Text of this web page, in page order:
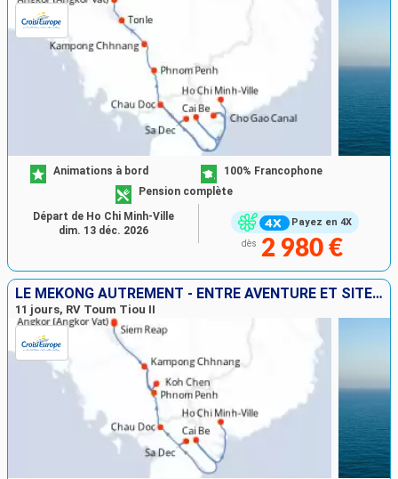
Payez en 4X
Animations à bord
100% Francophone
Pension complète
dès 2 980 €
Départ de Ho Chi Minh-Ville
dim. 13 déc. 2026
LE MÉKONG AUTREMENT - ENTRE AVENTURE ET SITES INCONTOURNABLES
11 jours, RV Toum Tiou II